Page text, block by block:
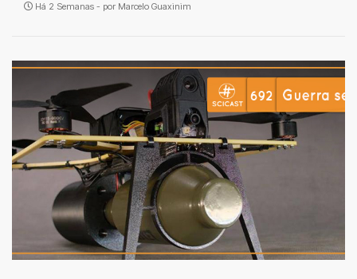
Há 2 Semanas - por Marcelo Guaxinim